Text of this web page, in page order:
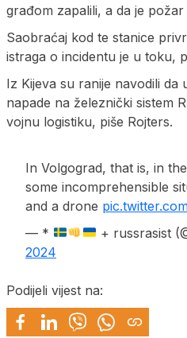
građom zapalili, a da je požar
Saobraćaj kod te stanice
istraga o incidentu je u toku,
Iz Kijeva su ranije navodili da
napade na železnički sistem
vojnu logistiku, piše Rojters.
In Volgograd, that is, in
some incomprehensible
and a drone
— *
+ russrasist
2024
Podijeli vijest na: